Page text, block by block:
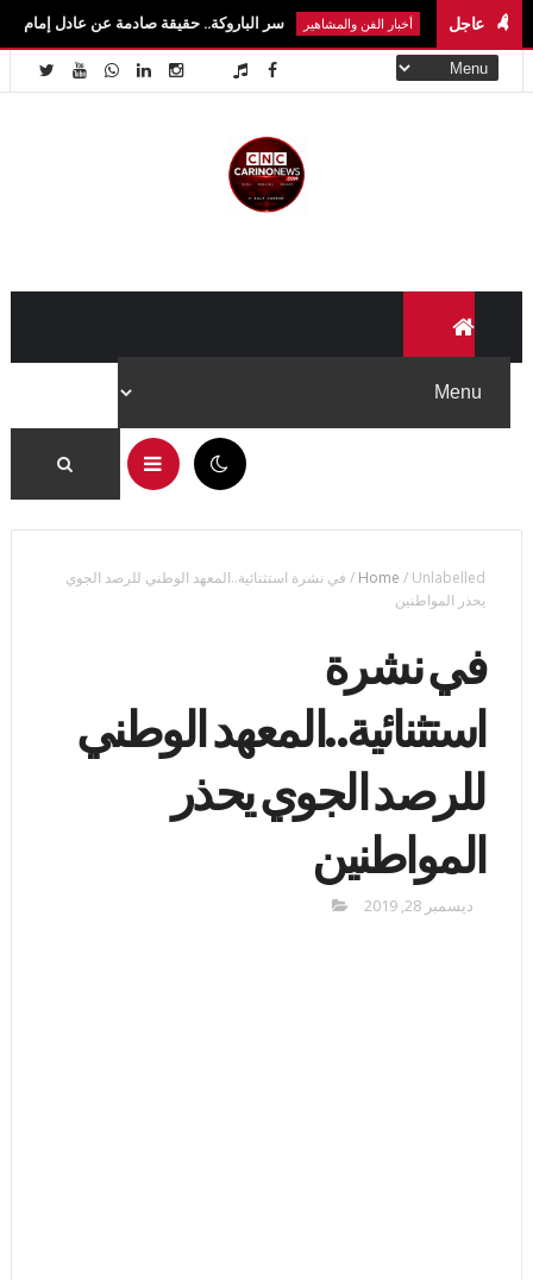
عاجل
أخبار الفن والمشاهير سر الباروكة.. حقيقة صادمة عن عادل إمام وسمير غانم
Home / Unlabelled
/ في نشرة استثنائية..المعهد الوطني للرصد الجوي
يحذر المواطنين
في نشرة
استثنائية..المعهد الوطني
للرصد الجوي يحذر
المواطنين
ديسمبر 28, 2019